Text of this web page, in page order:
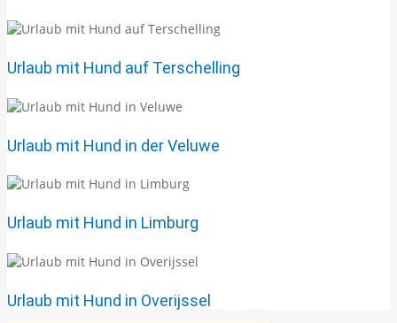
Urlaub mit Hund auf Terschelling
Urlaub mit Hund in der Veluwe
Urlaub mit Hund in Limburg
Urlaub mit Hund in Overijssel